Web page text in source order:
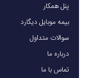
پنل همکار
بیمه موبایل دیگارد
سوالات متداول
درباره ما
تماس با ما